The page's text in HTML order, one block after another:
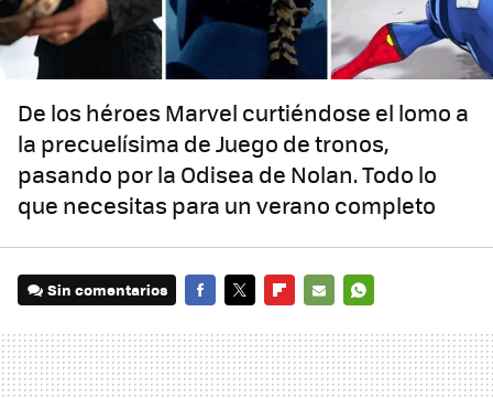
De los héroes Marvel curtiéndose el lomo a
la precuelísima de Juego de tronos,
pasando por la Odisea de Nolan. Todo lo
que necesitas para un verano completo
Sin comentarios
MAIL